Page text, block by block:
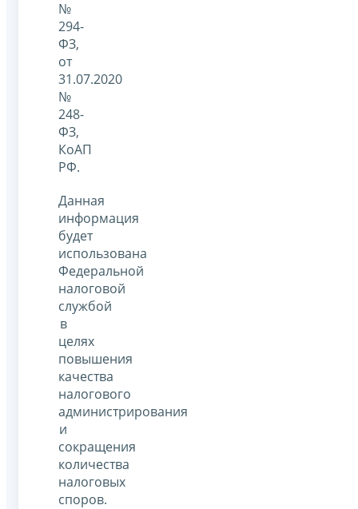
№
294-
ФЗ,
от
31.07.2020
№
248-
ФЗ,
КоАП
РФ.
Данная
информация
будет
использована
Федеральной
налоговой
службой
в
целях
повышения
качества
налогового
администрирования
и
сокращения
количества
налоговых
споров.